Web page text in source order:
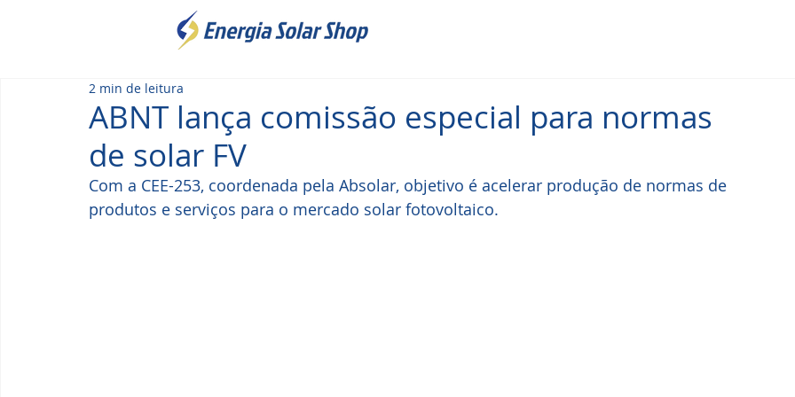
ABNT lança comissão especial para normas
de solar FV
2 min de leitura
Com a CEE-253, coordenada pela Absolar, objetivo é acelerar produção de normas de
produtos e serviços para o mercado solar fotovoltaico.